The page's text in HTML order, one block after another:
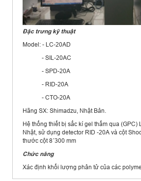
Đặc trưng kỹ thuật
Model: - LC-20AD
- SIL-20AC
- SPD-20A
- RID-20A
- CTO-20A
Hãng SX: Shimadzu, Nhật Bản.
Hệ thống thiết bị sắc kí gel thấm qua (GPC)
Nhật, sử dụng detector RID -20A và cột
thước cột 8´300 mm
Chức năng
Xác định khối lượng phân tử của các